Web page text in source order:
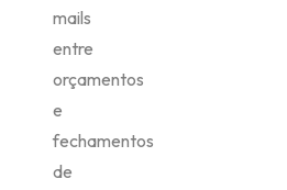
mails
entre
orçamentos
e
fechamentos
de